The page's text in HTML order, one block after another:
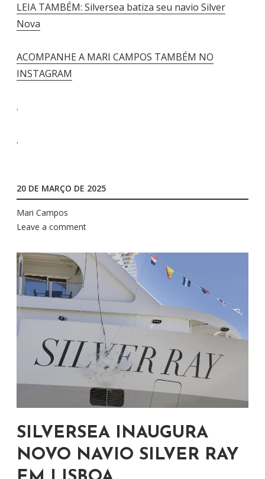
LEIA TAMBÉM: Silversea batiza seu navio Silver
Nova
ACOMPANHE A MARI CAMPOS TAMBÉM NO
INSTAGRAM
.
.
20 DE MARÇO DE 2025
Mari Campos
Leave a comment
SILVERSEA INAUGURA
NOVO NAVIO SILVER RAY